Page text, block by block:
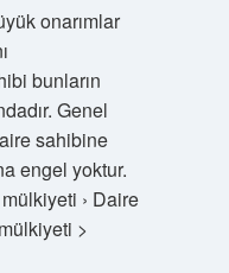
onarımlar
bunların
Genel
sahibine
engel yoktur.
› Daire
>